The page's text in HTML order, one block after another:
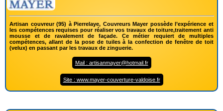
Artisan couvreur (95) à Pierrelaye, Couvreurs Mayer possède l’expérience et
les compétences requises pour réaliser vos travaux de toiture,traitement anti
mousse et de ravalement de façade. Ce métier requiert de multiples
compétences, allant de la pose de tuiles à la confection de fenêtre de toit
(velux) en passant par les travaux de zinguerie.
Mail : artisanmayer@hotmail.fr
Site : www.mayer-couverture-valdoise.fr